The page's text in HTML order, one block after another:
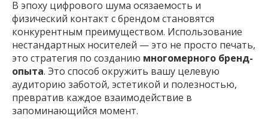
В эпоху цифрового шума осязаемость и
физический контакт с брендом становятся
конкурентным преимуществом. Использование
нестандартных носителей — это не просто печать,
это стратегия по созданию многомерного бренд-
опыта. Это способ окружить вашу целевую
аудиторию заботой, эстетикой и полезностью,
превратив каждое взаимодействие в
запоминающийся момент.